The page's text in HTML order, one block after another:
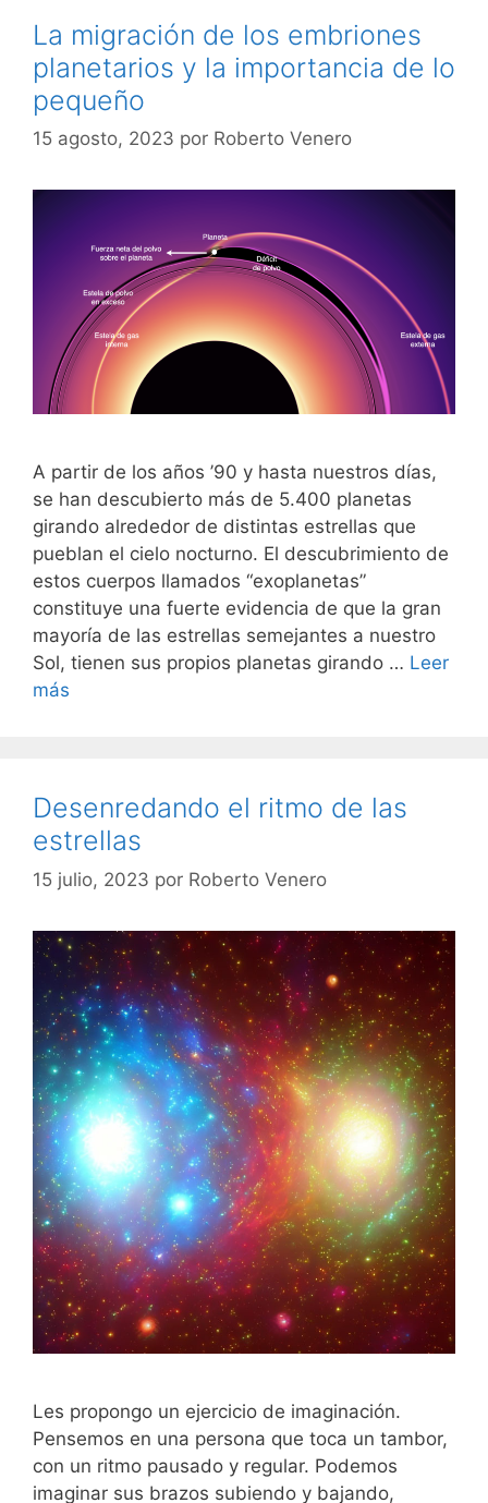
La migración de los embriones
planetarios y la importancia de lo
pequeño
15 agosto, 2023 por Roberto Venero
A partir de los años ’90 y hasta nuestros días,
se han descubierto más de 5.400 planetas
girando alrededor de distintas estrellas que
pueblan el cielo nocturno. El descubrimiento de
estos cuerpos llamados “exoplanetas”
constituye una fuerte evidencia de que la gran
mayoría de las estrellas semejantes a nuestro
Sol, tienen sus propios planetas girando … Leer
más
Desenredando el ritmo de las
estrellas
15 julio, 2023 por Roberto Venero
Les propongo un ejercicio de imaginación.
Pensemos en una persona que toca un tambor,
con un ritmo pausado y regular. Podemos
imaginar sus brazos subiendo y bajando,